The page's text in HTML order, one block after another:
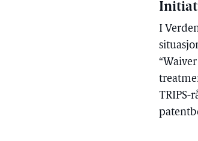
I
TRIPS-